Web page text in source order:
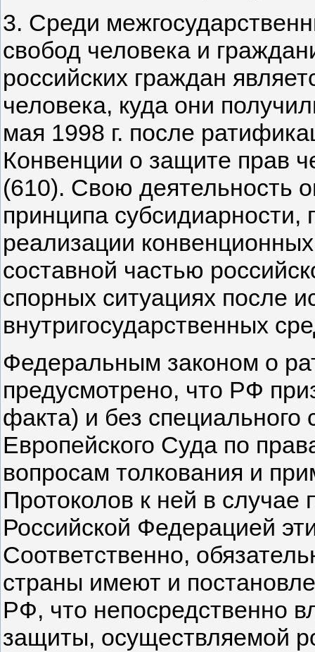
3. Среди
свобод человека и
российских граждан
человека, куда они
мая 1998 г. после
Конвенции о защите прав
(610). Свою деятельность
принципа субсидиарности,
реализации
составной частью
спорных ситуациях после
внутригосударственных
Федеральным законом о
предусмотрено, что РФ
факта) и без
Европейского Суда по
вопросам толкования и
Протоколов к ней в случае
Российской Федерацией
Соответственно,
страны имеют и
РФ, что непосредственно
защиты, осуществляемой